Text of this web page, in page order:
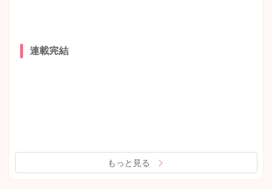
連載完結
もっと見る